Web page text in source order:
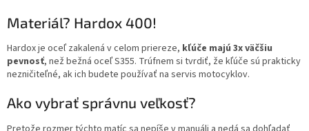
Materiál? Hardox 400!
Hardox je oceľ zakalená v celom priereze, kľúče majú 3x väčšiu
pevnosť, než bežná oceľ S355. Trúfnem si tvrdiť, že kľúče sú prakticky
nezničiteľné, ak ich budete používať na servis motocyklov.
Ako vybrať správnu veľkosť?